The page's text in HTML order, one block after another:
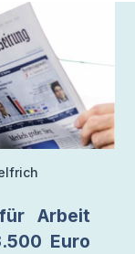
Arbeit
Euro